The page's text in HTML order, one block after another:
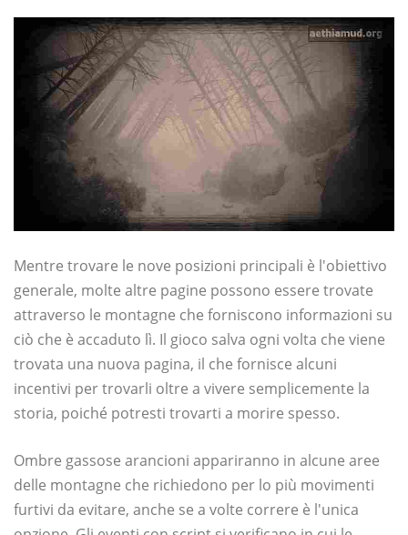
Mentre trovare le nove posizioni principali è l'obiettivo
generale, molte altre pagine possono essere trovate
attraverso le montagne che forniscono informazioni su
ciò che è accaduto lì. Il gioco salva ogni volta che viene
trovata una nuova pagina, il che fornisce alcuni
incentivi per trovarli oltre a vivere semplicemente la
storia, poiché potresti trovarti a morire spesso.
Ombre gassose arancioni appariranno in alcune aree
delle montagne che richiedono per lo più movimenti
furtivi da evitare, anche se a volte correre è l'unica